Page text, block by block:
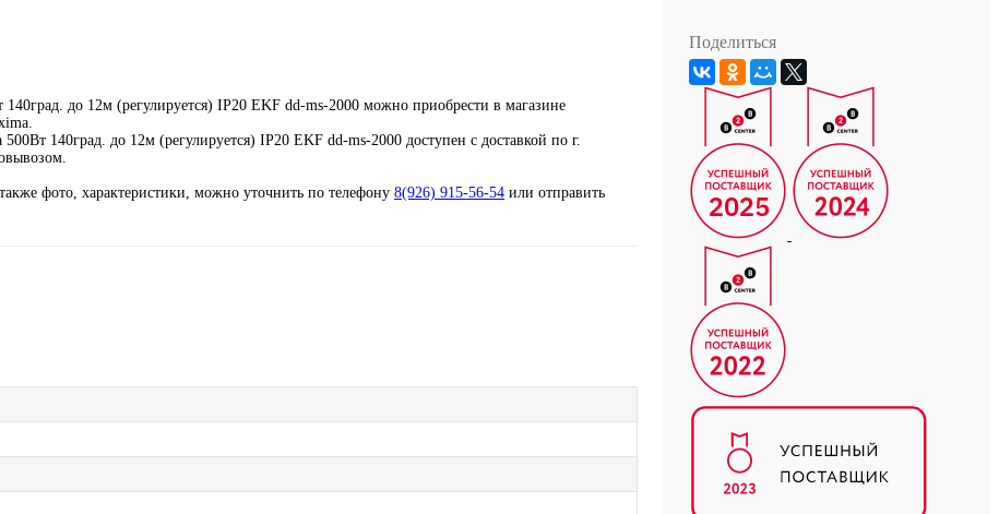
до 12м (регулируется) IP20 EKF dd-ms-2000 можно приобрести в магазине
140град. до 12м (регулируется) IP20 EKF dd-ms-2000 доступен с доставкой по г.
фото, характеристики, можно уточнить по телефону 8(926) 915-56-54 или отправить
Поделиться